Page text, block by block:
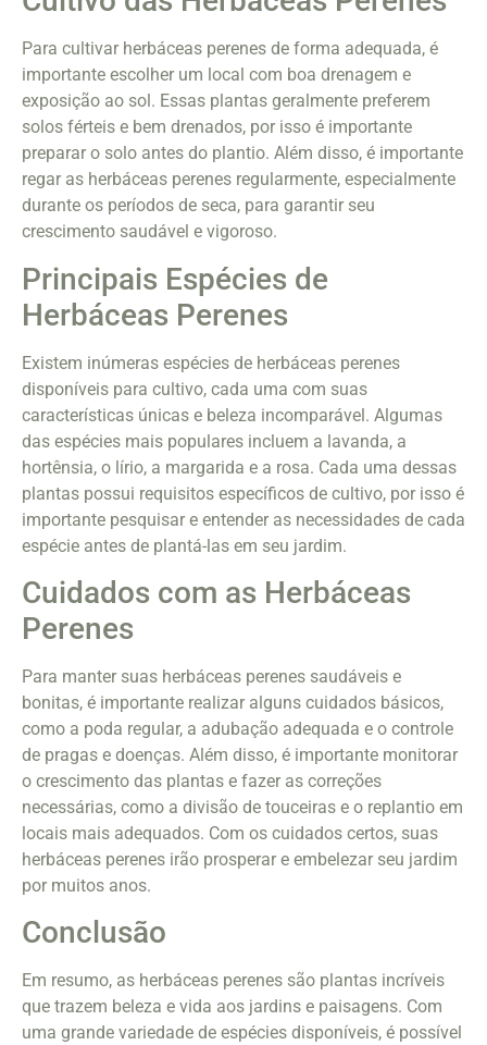
Para cultivar herbáceas perenes de forma adequada, é
importante escolher um local com boa drenagem e
exposição ao sol. Essas plantas geralmente preferem
solos férteis e bem drenados, por isso é importante
preparar o solo antes do plantio. Além disso, é importante
regar as herbáceas perenes regularmente, especialmente
durante os períodos de seca, para garantir seu
crescimento saudável e vigoroso.
Principais Espécies de
Herbáceas Perenes
Existem inúmeras espécies de herbáceas perenes
disponíveis para cultivo, cada uma com suas
características únicas e beleza incomparável. Algumas
das espécies mais populares incluem a lavanda, a
hortênsia, o lírio, a margarida e a rosa. Cada uma dessas
plantas possui requisitos específicos de cultivo, por isso é
importante pesquisar e entender as necessidades de cada
espécie antes de plantá-las em seu jardim.
Cuidados com as Herbáceas
Perenes
Para manter suas herbáceas perenes saudáveis e
bonitas, é importante realizar alguns cuidados básicos,
como a poda regular, a adubação adequada e o controle
de pragas e doenças. Além disso, é importante monitorar
o crescimento das plantas e fazer as correções
necessárias, como a divisão de touceiras e o replantio em
locais mais adequados. Com os cuidados certos, suas
herbáceas perenes irão prosperar e embelezar seu jardim
por muitos anos.
Conclusão
Em resumo, as herbáceas perenes são plantas incríveis
que trazem beleza e vida aos jardins e paisagens. Com
uma grande variedade de espécies disponíveis, é possível